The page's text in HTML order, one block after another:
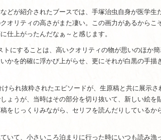
どが紹介されたブースでは、手塚治虫自身が医学生
オリティの高さがまた凄い。この画力があるからこ
仕上がったんだなぁ～と感じます。
にすることは、高いクオリティの物が思いのほか
かを的確に浮かび上がらせ、更にそれが白黒の手描
られ抜粋されたエピソードが、生原稿と共に展示さ
ょうが、当時はその部分を切り抜いて、新しい絵を
をじっくりみながら、セリフを読んだりしているか
いて、小さいころ泊まりに行った時にいつも読み漁